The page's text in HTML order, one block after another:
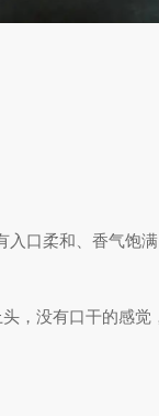
入口柔和、香气饱
，没有口干的感觉